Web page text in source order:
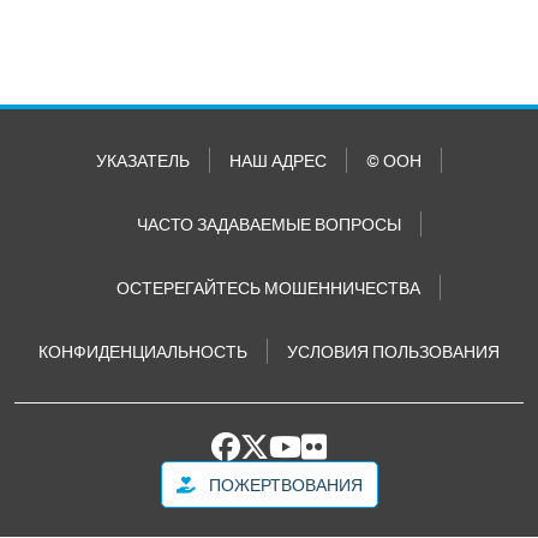
УКАЗАТЕЛЬ НАШ АДРЕС © ООН
ЧАСТО ЗАДАВАЕМЫЕ ВОПРОСЫ
ОСТЕРЕГАЙТЕСЬ МОШЕННИЧЕСТВА
КОНФИДЕНЦИАЛЬНОСТЬ УСЛОВИЯ ПОЛЬЗОВАНИЯ
ПОЖЕРТВОВАНИЯ